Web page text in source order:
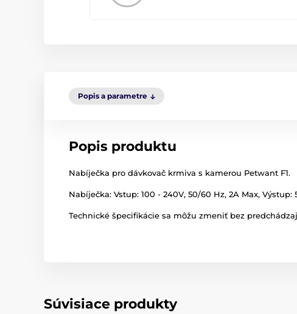
Popis a parametre
Popis produktu
Nabíječka pro dávkovač krmiva s kamerou Petwant F1.
Nabíječka: Vstup: 100 - 240V, 50/60 Hz, 2A Max, Výstup:
Technické špecifikácie sa môžu zmeniť bez
Súvisiace produkty